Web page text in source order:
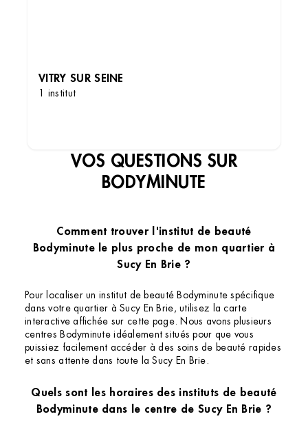
VITRY SUR SEINE
1 institut
VOS QUESTIONS SUR
BODYMINUTE
Comment trouver l'institut de beauté
Bodyminute le plus proche de mon quartier à
Sucy En Brie ?
Pour localiser un institut de beauté Bodyminute spécifique
dans votre quartier à Sucy En Brie, utilisez la carte
interactive affichée sur cette page. Nous avons plusieurs
centres Bodyminute idéalement situés pour que vous
puissiez facilement accéder à des soins de beauté rapides
et sans attente dans toute la Sucy En Brie.
Quels sont les horaires des instituts de beauté
Bodyminute dans le centre de Sucy En Brie ?